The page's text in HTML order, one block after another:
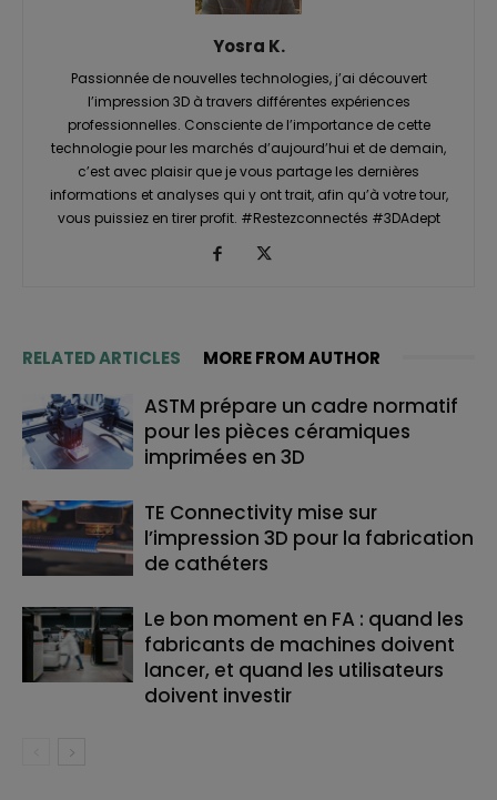
Yosra K.
Passionnée de nouvelles technologies, j’ai découvert
l’impression 3D à travers différentes expériences
professionnelles. Consciente de l’importance de cette
technologie pour les marchés d’aujourd’hui et de demain,
c’est avec plaisir que je vous partage les dernières
informations et analyses qui y ont trait, afin qu’à votre tour,
vous puissiez en tirer profit. #Restezconnectés #3DAdept
RELATED ARTICLES MORE FROM AUTHOR
ASTM prépare un cadre normatif
pour les pièces céramiques
imprimées en 3D
TE Connectivity mise sur
l’impression 3D pour la fabrication
de cathéters
Le bon moment en FA : quand les
fabricants de machines doivent
lancer, et quand les utilisateurs
doivent investir